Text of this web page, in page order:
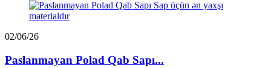
02/06/26
Paslanmayan Polad Qab Sapı...